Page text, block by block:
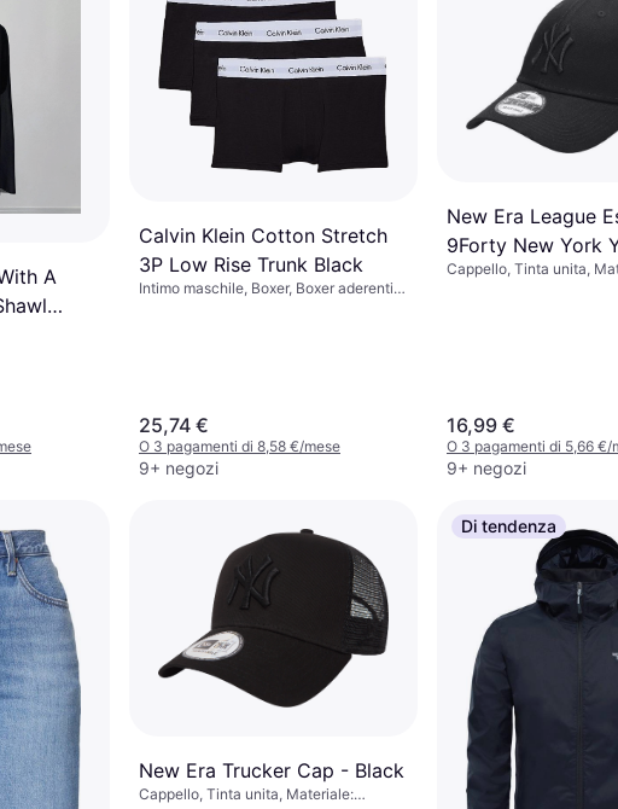
A
Calvin Klein Cotton Stretch
3P Low Rise Trunk Black
Intimo maschile, Boxer, Boxer aderenti,
25,74 €
O 3 pagamenti di 8,58 €/mese
9+ negozi
New Era League
9Forty New York
Black
Cappello, Tinta unita,
16,99 €
O 3 pagamenti di 5,66 €/
9+ negozi
New Era Trucker Cap - Black
Cappello, Tinta unita, Materiale:
Di tendenza